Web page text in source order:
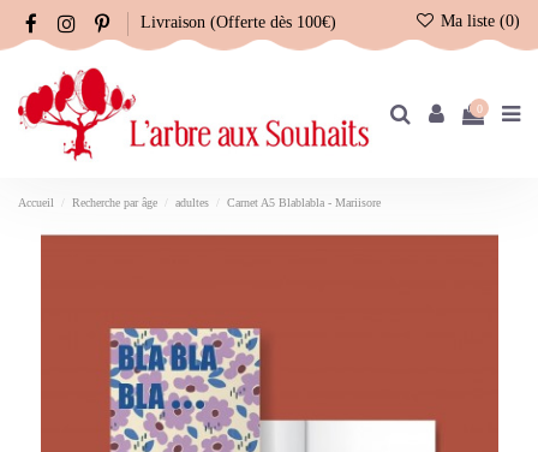
Livraison (Offerte dès 100€) Ma liste (0)
0
Accueil Recherche par âge adultes Carnet A5 Blablabla - Mariisore